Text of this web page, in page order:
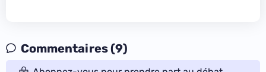
Commentaires (9)